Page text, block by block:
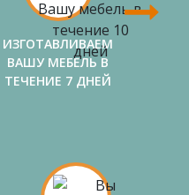
ИЗГОТАВЛИВАЕМ
ВАШУ МЕБЕЛЬ В
ТЕЧЕНИЕ 7 ДНЕЙ